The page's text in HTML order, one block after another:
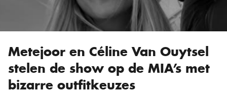
Metejoor en Céline Van Ouytsel
stelen de show op de MIA’s met
bizarre outfitkeuzes